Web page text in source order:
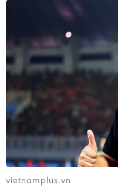
Ghi nhận tại thị trường
dịp Tết Dương lịch 2019,
ngành hàng khuyến mãi
vietnamplus.vn